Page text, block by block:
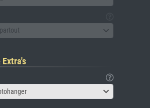
Extra's